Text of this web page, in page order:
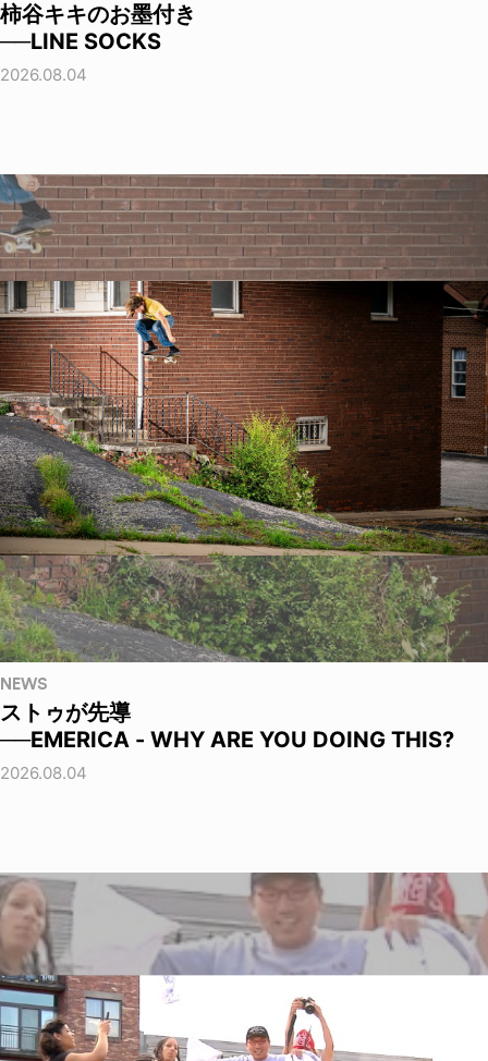
柿谷キキのお墨付き
──LINE SOCKS
2026.08.04
NEWS
ストゥが先導
──EMERICA - WHY ARE YOU DOING THIS?
2026.08.04